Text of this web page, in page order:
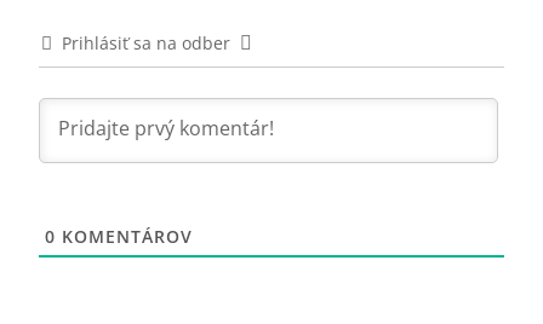
Prihlásiť sa na odber
0 KOMENTÁROV